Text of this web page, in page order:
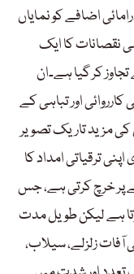
زیادہ کے ڈرامائی اضافے کو نمایاں
نقصانات کا ایک
کن $2.3 ٹریلین سے تجاوز کر گیا ہے۔ان
اور تباہی کے
مزید تاریک تصویر
ترقیاتی امداد کا
پر خرچ کرتی ہے، جس
ہے لیکن طویل مدت
آفات زلزلے، سیلاب،